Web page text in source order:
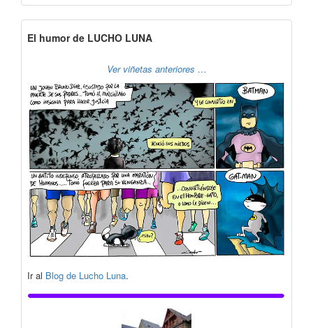
El humor de LUCHO LUNA
Ver viñetas anteriores …
Ir al Blog de Lucho Luna.